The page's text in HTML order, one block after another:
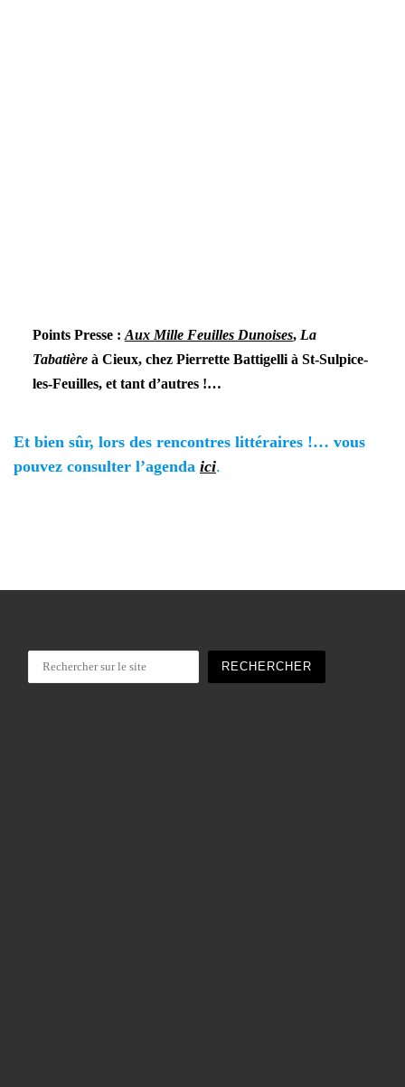
Points Presse : Aux Mille Feuilles Dunoises, La
Tabatièreà Cieux, chez Pierrette Battigelli à St-Sulpice-
les-Feuilles, et tant d’autres !…
Et bien sûr, lors des rencontres littéraires !… vous
pouvez consulter l’agenda ici.
RECHERCHER